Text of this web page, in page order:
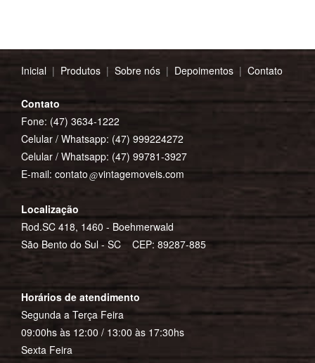
Inicial | Produtos | Sobre nós | Depoimentos | Contato
Contato
Fone: (47) 3634-1222
Celular / Whatsapp: (47) 999224272
Celular / Whatsapp: (47) 99781-3927
E-mail: contato vintagemoveis.com
Localização
Rod.SC 418, 1460 - Boehmerwald
São Bento do Sul - SC CEP: 89287-885
Horários de atendimento
Segunda a Terça Feira
09:00hs às 12:00 / 13:00 às 17:30hs
Sexta Feira